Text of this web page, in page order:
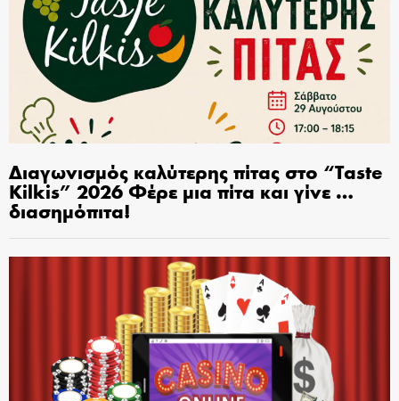
Διαγωνισμός καλύτερης πίτας στο “Taste
Kilkis” 2026 Φέρε μια πίτα και γίνε …
διασημόπιτα!